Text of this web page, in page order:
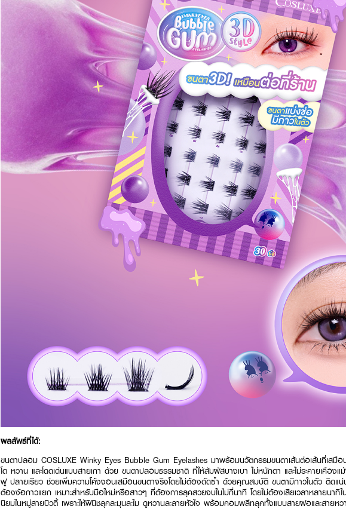
ผลลัพธ์ที่ได้:
ขนตาปลอม COSLUXE Winky Eyes Bubble Gum Eyelashes มาพร้อมนวัตกรรมขนตาเส้นต่อเส้นที่เสมื
โต หวาน และโดดเด่นแบบสายเกา ด้วย ขนตาปลอมธรรมชาติ ที่ให้สัมผัสบางเบา ไม่หนักตา และไม่ระคายเคือ
ฟู ปลายเรียว ช่วยเพิ่มความโค้งงอนเสมือนขนตาจริงโดยไม่ต้องดัดซ้ำ ด้วยคุณสมบัติ ขนตามีกาวในตัว ติดแ
ต้องง้อกาวแยก เหมาะสำหรับมือใหม่หรือสาวๆ ที่ต้องการลุคสวยจบในไม่กี่นาที โดยไม่ต้องเสียเวลาหลายนาที
นิยมในหมู่สายบิวตี้ เพราะให้ฟินิชลุคละมุนละไม ดูหวานละลายหัวใจ พร้อมคอมพลีทลุคทั้งแบบสายฝอและสายหว